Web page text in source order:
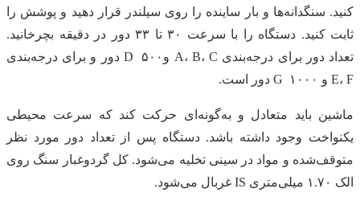
کنید. سنگدانه‌ها و بار ساینده را روی سیلندر قرار دهید و پوشش را
ثابت کنید. دستگاه را با سرعت ۳۰ تا ۳۳ دور در دقیقه بچرخانید.
تعداد دور برای درجه‌بندی A، B، C وD ۵۰۰ دور و برای درجه‌بندی
E، F و G ۱۰۰۰ دور است.
ماشین باید متعادل و به‌گونه‌ای حرکت کند که سرعت محیطی
یکنواخت وجود داشته باشد. دستگاه پس از تعداد دور مورد نظر
متوقف‌شده و مواد در سینی تخلیه می‌شود. کل گردوغبار سنگ روی
الک ۱.۷۰ میلی‌متری IS غربال می‌شود.